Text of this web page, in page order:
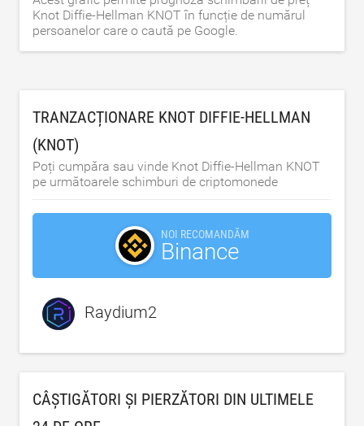
Knot Diffie-Hellman KNOT în funcție de numărul
persoanelor care o caută pe Google.
TRANZACȚIONARE KNOT DIFFIE-HELLMAN
(KNOT)
Poți cumpăra sau vinde Knot Diffie-Hellman KNOT
pe următoarele schimburi de criptomonede
NOI RECOMANDĂM
Binance
Raydium2
CÂȘTIGĂTORI ȘI PIERZĂTORI DIN ULTIMELE